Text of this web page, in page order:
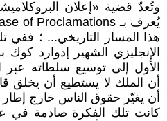
هذا المسار التاريخي... ؛
الإنجليزي الشهير إدوارد
الأول إلى توسيع سلطاته عبر
أن الملك لا يستطيع أن يخلق
أن يغيّر حقوق الناس خارج إطار
كانت تلك الفكرة صادمة في